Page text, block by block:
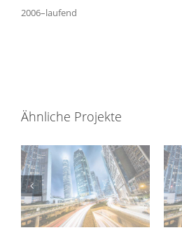
2006–laufend
Ähnliche Projekte
LKT Mödling